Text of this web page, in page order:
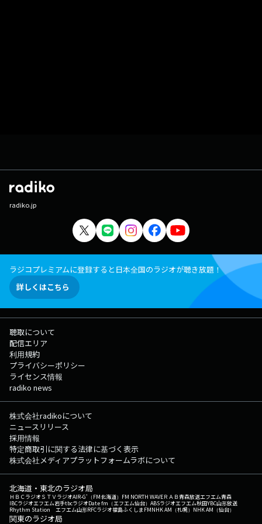
radiko.jp
ラジコプレミアムに登録すると日本全国のラジオが聴き放題！
詳しくはこちら
聴取について
配信エリア
利用規約
プライバシーポリシー
ライセンス情報
radiko news
株式会社radikoについて
ニュースリリース
採用情報
特定商取引に関する法律に基づく表示
株式会社メディアプラットフォームラボについて
北海道・東北のラジオ局
ＨＢＣラジオＳＴＶラジオAIR-G'（FM北海道） FM NORTH WAVEＲＡＢ青森放送エフエム青森
IBCラジオエフエム岩手tbcラジオDate fm（エフエム仙台） ABSラジオエフエム秋田YBC山形放送
Rhythm Station エフエム山形RFCラジオ福島ふくしまFMNHK AM（札幌） NHK AM（仙台）
関東のラジオ局